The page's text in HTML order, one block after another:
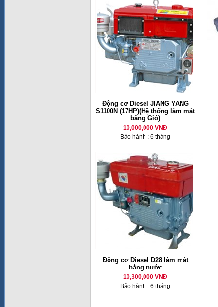
Động cơ Diesel JIANG YANG
S1100N (17HP)(Hệ thống làm mát
bằng Gió)
10,000,000 VNĐ
Bảo hành : 6 tháng
Động cơ Diesel D28 làm mát
bằng nước
10,300,000 VNĐ
Bảo hành : 6 tháng